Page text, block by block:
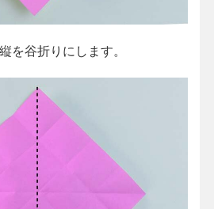
を谷折りにします。